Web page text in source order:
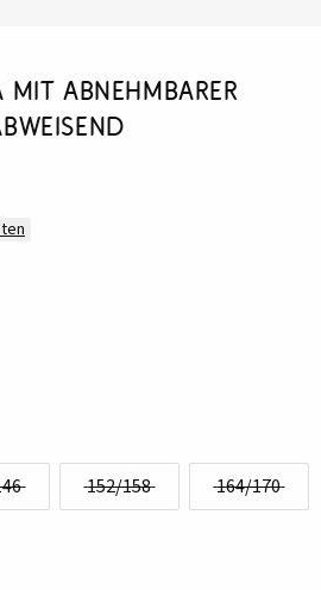
abnehmbarer
152/158 164/170